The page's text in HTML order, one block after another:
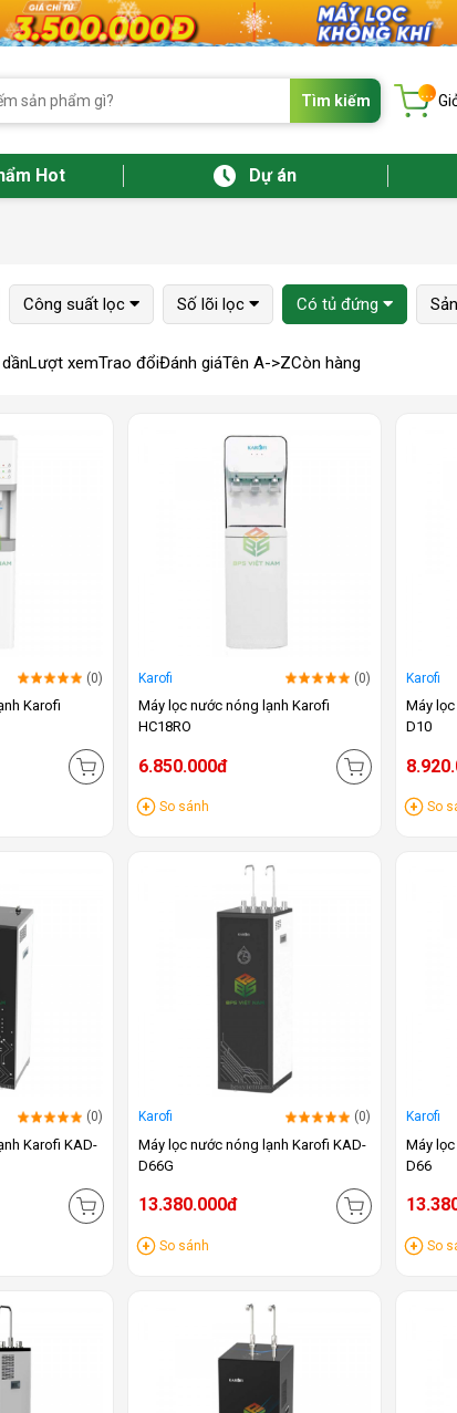
Tìm kiếm ...
Hot Dự án
Công suất lọc Số lõi lọc Có tủ đứng
Lượt xemTrao đổiĐánh giáTên A->ZCòn hàng
(0)
Karofi
Karofi (0)
Máy lọc nước nóng lạnh Karofi
HC18RO
6.850.000đ
So sánh
Karofi
Máy
D10
So
(0)
Karofi KAD-
Karofi (0)
Máy lọc nước nóng lạnh Karofi KAD-
D66G
13.380.000đ
So sánh
Karofi
Máy
D66
So